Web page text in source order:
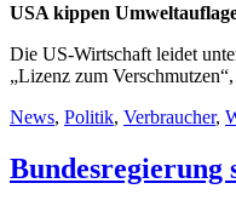
USA kippen
Die US-Wirtschaft leidet
„Lizenz zum
Kategorien
News, Politik, Verbraucher,
Bundesregierung